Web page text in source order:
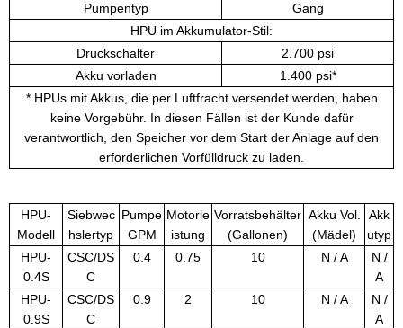
Pumpentyp
Gang
HPU im Akkumulator-Stil:
Druckschalter
2.700 psi
Akku vorladen
1.400 psi*
* HPUs mit Akkus, die per Luftfracht versendet werden, haben
keine Vorgebühr. In diesen Fällen ist der Kunde dafür
verantwortlich, den Speicher vor dem Start der Anlage auf den
erforderlichen Vorfülldruck zu laden.
HPU-
Modell
Siebwec
hslertyp
Pumpe
GPM
Motorle
istung
Vorratsbehälter
(Gallonen)
Akku Vol.
(Mädel)
Akk
utyp
HPU-
0.4S
CSC/DS
C
0.4 0.75 10 N / A
N /
A
HPU-
0.9S
CSC/DS
C
0.9 2 10 N / A
N /
A